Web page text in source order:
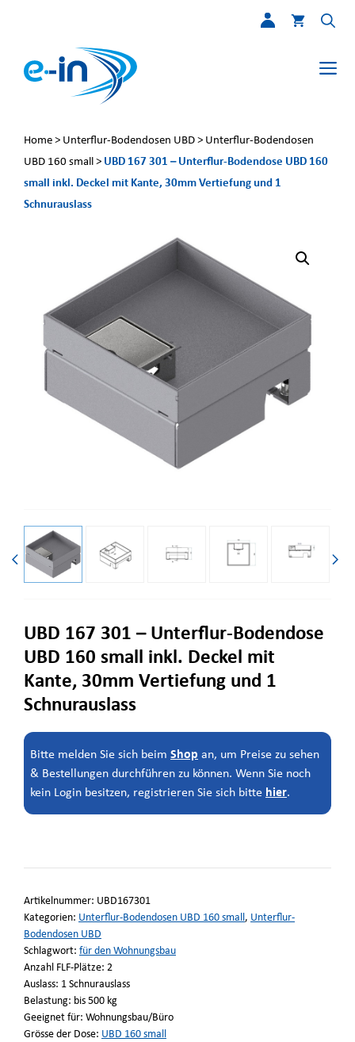
Home> Unterflur-Bodendosen UBD> Unterflur-Bodendosen
UBD 160 small> UBD 167 301 – Unterflur-Bodendose UBD 160
small inkl. Deckel mit Kante, 30mm Vertiefung und 1
Schnurauslass
UBD 167 301 – Unterflur-Bodendose
UBD 160 small inkl. Deckel mit
Kante, 30mm Vertiefung und 1
Schnurauslass
Bitte melden Sie sich beim Shop an, um Preise zu sehen
& Bestellungen durchführen zu können. Wenn Sie noch
kein Login besitzen, registrieren Sie sich bitte hier.
Artikelnummer: UBD167301
Kategorien: Unterflur-Bodendosen UBD 160 small, Unterflur-
Bodendosen UBD
Schlagwort: für den Wohnungsbau
Anzahl FLF-Plätze: 2
Auslass: 1 Schnurauslass
Belastung: bis 500 kg
Geeignet für: Wohnungsbau/Büro
Grösse der Dose: UBD 160 small